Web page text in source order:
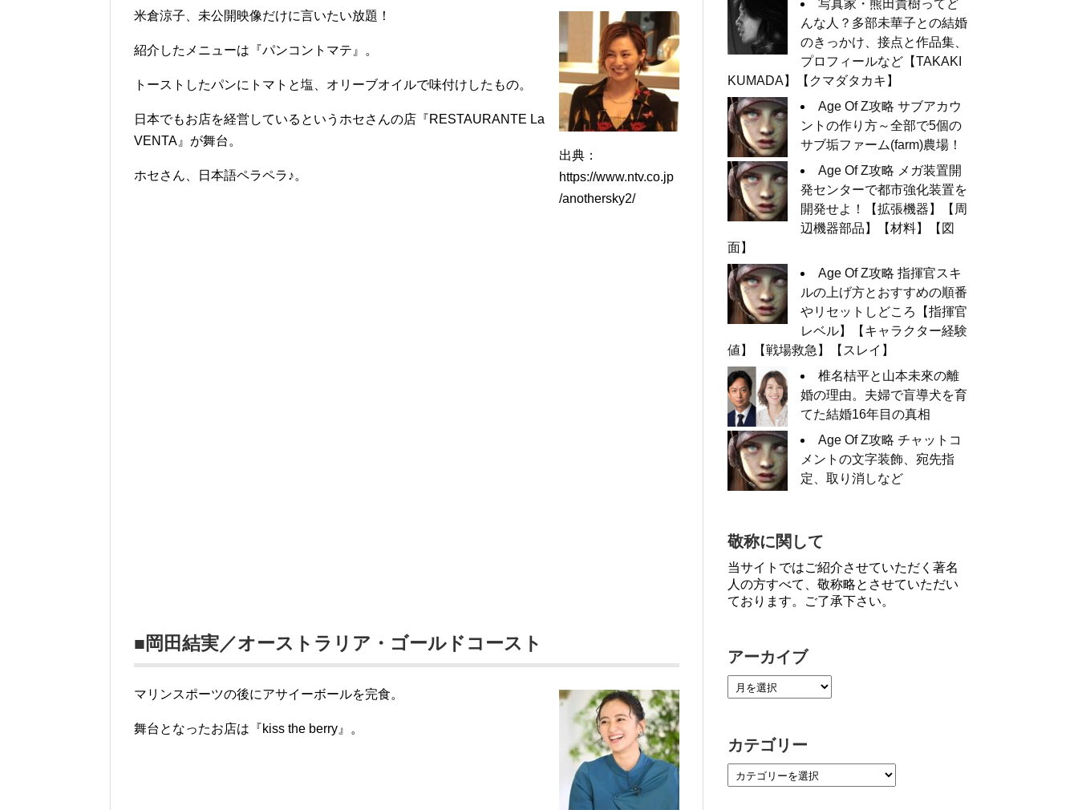
出典：
https://www.ntv.co.jp
/anothersky2/
米倉涼子、未公開映像だけに言いたい放題！
紹介したメニューは『パンコントマテ』。
トーストしたパンにトマトと塩、オリーブオイルで味付けしたもの。
日本でもお店を経営しているというホセさんの店『RESTAURANTE La
VENTA』が舞台。
ホセさん、日本語ペラペラ♪。
■岡田結実／オーストラリア・ゴールドコースト
マリンスポーツの後にアサイーボールを完食。
舞台となったお店は『kiss the berry』。
写真家・熊田貴樹ってど
んな人？多部未華子との結婚
のきっかけ、接点と作品集、
プロフィールなど【TAKAKI
KUMADA】【クマダタカキ】
Age Of Z攻略 サブアカウ
ントの作り方～全部で5個の
サブ垢ファーム(farm)農場！
Age Of Z攻略 メガ装置開
発センターで都市強化装置を
開発せよ！【拡張機器】【周
辺機器部品】【材料】【図
面】
Age Of Z攻略 指揮官スキ
ルの上げ方とおすすめの順番
やリセットしどころ【指揮官
レベル】【キャラクター経験
値】【戦場救急】【スレイ】
椎名桔平と山本未來の離
婚の理由。夫婦で盲導犬を育
てた結婚16年目の真相
Age Of Z攻略 チャットコ
メントの文字装飾、宛先指
定、取り消しなど
敬称に関して
当サイトではご紹介させていただく著名
人の方すべて、敬称略とさせていただい
ております。ご了承下さい。
アーカイブ
カテゴリー